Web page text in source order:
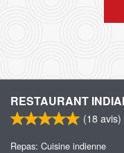
RESTAURANT
(18avis)
Repas: Cuisine indienne